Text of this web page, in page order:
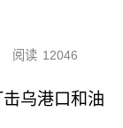
阅读 12046
乌港口和油